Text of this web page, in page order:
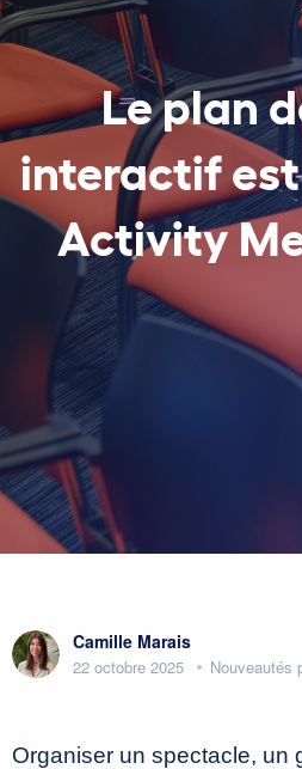
Le plan
interactif
Activity
Camille Marais
22 octobre 2025 Nouveautés
Organiser un spectacle, un